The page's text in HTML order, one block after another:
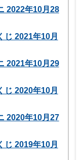
2022年10月28
じ 2021年10月
2021年10月29
じ 2020年10月
2020年10月27
じ 2019年10月